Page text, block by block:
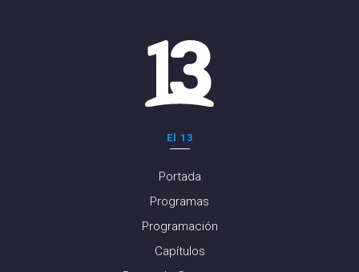
El 13
Portada
Programas
Programación
Capítulos